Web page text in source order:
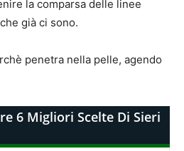
la comparsa delle linee
già ci sono.
penetra nella pelle, agendo
6 Migliori Scelte Di Sieri